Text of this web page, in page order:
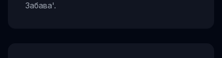
Забава'.